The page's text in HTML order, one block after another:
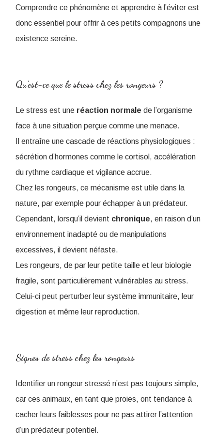
Comprendre ce phénomène et apprendre à l’éviter est
donc essentiel pour offrir à ces petits compagnons une
existence sereine.
Qu’est-ce que le stress chez les rongeurs ?
Le stress est une réaction normale de l’organisme
face à une situation perçue comme une menace.
Il entraîne une cascade de réactions physiologiques :
sécrétion d’hormones comme le cortisol, accélération
du rythme cardiaque et vigilance accrue.
Chez les rongeurs, ce mécanisme est utile dans la
nature, par exemple pour échapper à un prédateur.
Cependant, lorsqu’il devient chronique, en raison d’un
environnement inadapté ou de manipulations
excessives, il devient néfaste.
Les rongeurs, de par leur petite taille et leur biologie
fragile, sont particulièrement vulnérables au stress.
Celui-ci peut perturber leur système immunitaire, leur
digestion et même leur reproduction.
Signes de stress chez les rongeurs
Identifier un rongeur stressé n’est pas toujours simple,
car ces animaux, en tant que proies, ont tendance à
cacher leurs faiblesses pour ne pas attirer l’attention
d’un prédateur potentiel.